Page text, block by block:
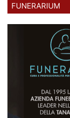
FUNERARIUM